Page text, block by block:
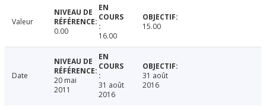
Valeur
0.00
16.00
15.00
Date
20 mai
2011
31 août
2016
31 août
2016